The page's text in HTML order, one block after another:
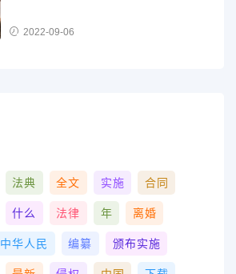
2022-09-06
法典 全文 实施 合同
什么 法律 年 离婚
中华人民 编纂 颁布实施